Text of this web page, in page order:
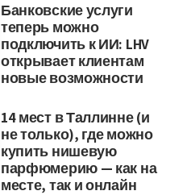
Банковские услуги
теперь можно
подключить к ИИ: LHV
открывает клиентам
новые возможности
14 мест в Таллинне (и
не только), где можно
купить нишевую
парфюмерию — как на
месте, так и онлайн